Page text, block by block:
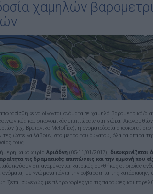
χαμηλών
να δίνονται ονόματα σε χαμηλά βαρομετρικά/
και οικονομικές επιπτώσεις στη χώρα.
(πχ. Βρετανικό Metoffice), η ονοματοδοσία αποσκοπεί στο
ώστε να λάβουν, στο μέτρο του δυνατού, όλα τα
τους.
κακοκαιρία Αριάδνη (05-11/01/2017),
τις δραματικές επιπτώσεις και την εμμονή που
ότι αναμένονται καιρικές συνθήκες οι οποίες
ονόματα, με γνώμονα πάντα την σοβαρότητα της
συνεχώς με πληροφορίες για τις παρούσες και